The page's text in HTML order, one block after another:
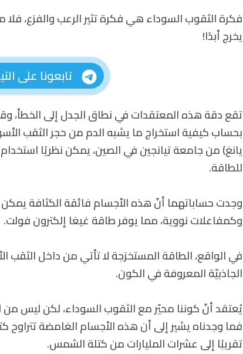
فكرة الثقوب السوداء هي فكرة تثير الرعب والفزع،
يخرج أبدًا!
تابعونا على
تقع دقة هذه المعتقدات في نطاق الجدل إلى الخطأ،
بحساب كيفية استخراج ما يشبه الدم من حجر الثقب
يانغ) من جامعة تيانجين في الصين، يمكن نظريًا
للطاقة.
وجدت حساباتهما أنّ هذه الأجسام فائقة الكثافة
وكمفاعلات نووية، مما يوفر طاقة غيغا إلكترون فولت.
في الواقع، الطاقة المستخرَجة لا تأتي من داخل
الجاذبيّة المعروفة في الكون.
يُعتقد أنّ كوننا محيّر مع الثقوب السوداء، لكن ليس
فما وجدناه يشير إلى أن هذه الأجسام الغامضة
تقريبًا إلى عشرات المليارات من كتلة الشمس.